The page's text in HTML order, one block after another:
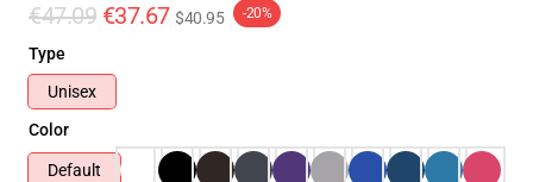
€47.09 €37.67 $40.95 -20%
Type
Unisex
Color
Default